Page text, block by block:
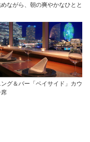
ながら、朝の爽やかなひとと
グ＆バー「ベイサイド」カウ
席